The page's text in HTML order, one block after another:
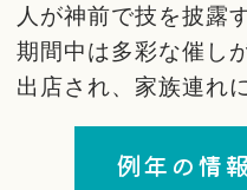
人が神前で技を披露
期間中は多彩な催し
出店され、家族連れ
例年の情